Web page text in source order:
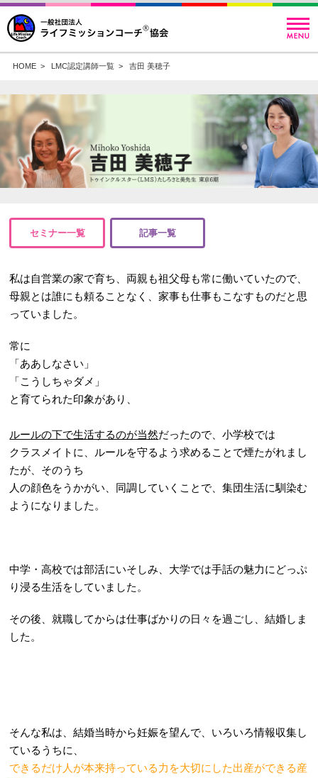
HOME> LMC認定講師一覧> 吉田 美穂子
セミナー一覧 記事一覧
私は自営業の家で育ち、両親も祖父母も常に働いていたので、
母親とは誰にも頼ることなく、家事も仕事もこなすものだと思
っていました。
常に
「ああしなさい」
「こうしちゃダメ」
と育てられた印象があり、
ルールの下で生活するのが当然だったので、小学校では
クラスメイトに、ルールを守るよう求めることで煙たがれまし
たが、そのうち
人の顔色をうかがい、同調していくことで、集団生活に馴染む
ようになりました。
中学・高校では部活にいそしみ、大学では手話の魅力にどっぷ
り浸る生活をしていました。
その後、就職してからは仕事ばかりの日々を過ごし、結婚しま
した。
そんな私は、結婚当時から妊娠を望んで、いろいろ情報収集し
ているうちに、
できるだけ人が本来持っている力を大切にした出産ができる産